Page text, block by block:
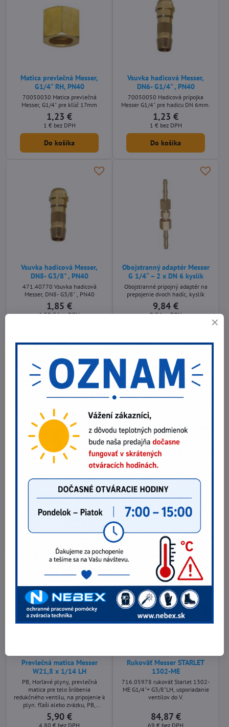
Matica prevlečná Messer,
G1/4" RH, PN40
70050030 Matica prevlečná
Messer, G1/4" pre kľúč 17mm
1,23 €
1 € bez DPH
Do košíka
Vsuvka hadicová Messer,
DN6- G1/4" , PN40
70050050 Hadicová prípojka
Messer G1/4" pre hadicu DN 6mm.
1,23 €
1 € bez DPH
Do košíka
Vsuvka hadicová Messer,
DN8- G3/8" , PN40
471.40770 Vsuvka hadicová
Messer, DN8- G3/8" , PN40
1,85 €
1,50 €bez DPH
Obojstranný adaptér Messer
G 1/4“ – 2 x DN 6 kyslík
Obojstranné pripojný adaptér na
prepojenie dvoch hadíc, kyslík
9,84 €
8 €bez DPH
Obojstranný adaptér Messer
G 3/8“ LH – 2 x DN 9 horľavý
Obojstranné pripojný adaptér na
prepojenie dvoch hadíc, horľavý
plyn
12,30 €
Prevlečná matica Messer
W21,8 x 1/14 RH
redukčného ventilu na pripojenie k
plyn. fľaši alebo zväzku.
5,90 €
Do košíka
Prevlečná matica Messer
W21,8 x 1/14 LH
PB, Horľavé plyny, prevlečná
matica pre telo šróbenia
redukčného ventilu, na pripojenie k
plyn. fľaši alebo zväzku, PB,
Horľavé plyny
5,90 €
4,80 € bez DPH
Rukoväť Messer STARLET
1302-ME
716.05978 rukoväť Starlet 1302-
ME G1/4"+ G3/8"LH, usporiadanie
ventilov do V.
84,87 €
69 € bez DPH